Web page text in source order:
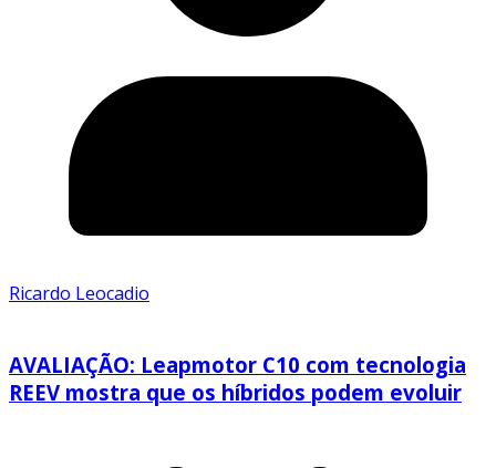
Ricardo Leocadio
AVALIAÇÃO: Leapmotor C10 com tecnologia
REEV mostra que os híbridos podem evoluir